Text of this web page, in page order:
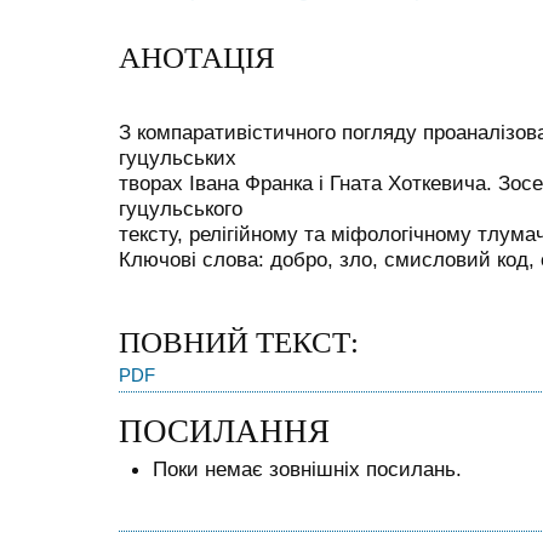
АНОТАЦІЯ
З компаративістичного погляду
гуцульських
творах Івана Франка і Гната Хоткевича.
гуцульського
тексту, релігійному та міфологічному
Ключові слова: добро, зло, смисловий код,
ПОВНИЙ ТЕКСТ:
PDF
ПОСИЛАННЯ
Поки немає зовнішніх посилань.